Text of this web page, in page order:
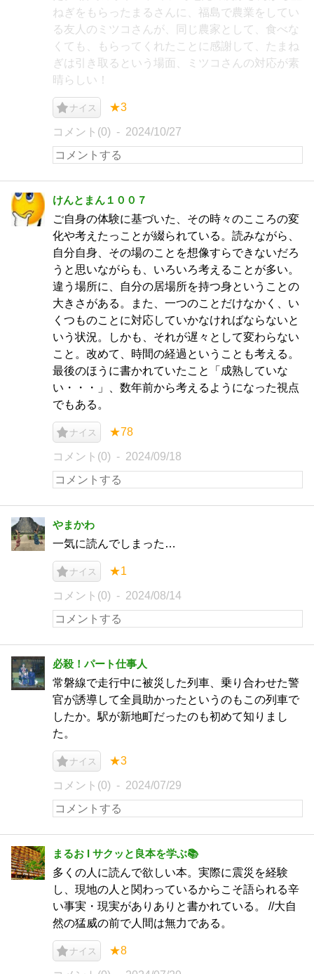
ねぎをもらったまるさんに、福島で農業をしてい
る友人のミツコさんが、同じ農家として、食べな
くても、もらってくれたことに感謝して、たまね
ぎは引き取るという場面、ミツコさんの対応が素
晴らしい！
ナイス ★3
コメント(0) 2024/10/27
けんとまん１００７
ご自身の体験に基づいた、その時々のこころの変
化や考えたっことが綴られている。読みながら、
自分自身、その場のことを想像すらできないだろ
うと思いながらも、いろいろ考えることが多い。
違う場所に、自分の居場所を持つ身ということの
大きさがある。また、一つのことだけなかく、い
くつものことに対応していかなければならないと
いう状況。しかも、それが遅々として変わらない
こと。改めて、時間の経過ということも考える。
最後のほうに書かれていたこと「成熟していな
い・・・」、数年前から考えるようになった視点
でもある。
ナイス ★78
コメント(0) 2024/09/18
やまかわ
一気に読んでしまった…
ナイス ★1
コメント(0) 2024/08/14
必殺！パート仕事人
常磐線で走行中に被災した列車、乗り合わせた警
官が誘導して全員助かったというのもこの列車で
したか。駅が新地町だったのも初めて知りまし
た。
ナイス ★3
コメント(0) 2024/07/29
まるお I サクッと良本を学ぶ📚
多くの人に読んで欲しい本。実際に震災を経験
し、現地の人と関わっているからこそ語られる辛
い事実・現実がありありと書かれている。 //大自
然の猛威の前で人間は無力である。
ナイス ★8